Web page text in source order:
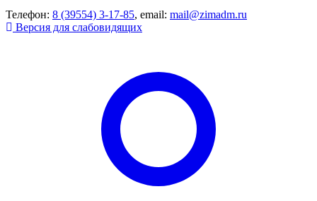
Телефон: 8 (39554) 3-17-85, email: mail@zimadm.ru
Версия для слабовидящих